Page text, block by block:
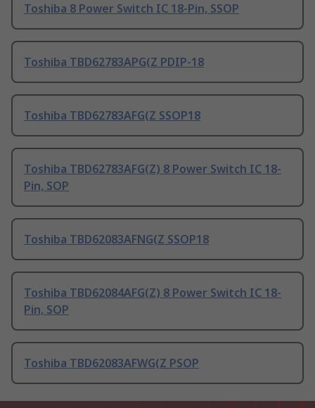
Toshiba 8 Power Switch IC 18-Pin, SSOP
Toshiba TBD62783APG(Z PDIP-18
Toshiba TBD62783AFG(Z SSOP18
Toshiba TBD62783AFG(Z) 8 Power Switch IC 18-
Pin, SOP
Toshiba TBD62083AFNG(Z SSOP18
Toshiba TBD62084AFG(Z) 8 Power Switch IC 18-
Pin, SOP
Toshiba TBD62083AFWG(Z PSOP